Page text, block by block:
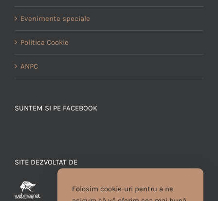
Evenimente speciale
Politica Cookie
ANPC
SUNTEM SI PE FACEBOOK
SITE DEZVOLTAT DE
Folosim cookie-uri pentru a ne